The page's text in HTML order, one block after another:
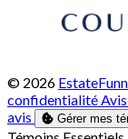
© 2026
confidentialité
avis
Gérer mes